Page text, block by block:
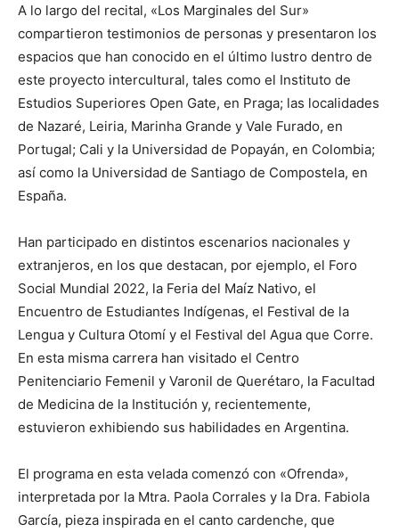
A lo largo del recital, «Los Marginales del Sur»
compartieron testimonios de personas y presentaron los
espacios que han conocido en el último lustro dentro de
este proyecto intercultural, tales como el Instituto de
Estudios Superiores Open Gate, en Praga; las localidades
de Nazaré, Leiria, Marinha Grande y Vale Furado, en
Portugal; Cali y la Universidad de Popayán, en Colombia;
así como la Universidad de Santiago de Compostela, en
España.
Han participado en distintos escenarios nacionales y
extranjeros, en los que destacan, por ejemplo, el Foro
Social Mundial 2022, la Feria del Maíz Nativo, el
Encuentro de Estudiantes Indígenas, el Festival de la
Lengua y Cultura Otomí y el Festival del Agua que Corre.
En esta misma carrera han visitado el Centro
Penitenciario Femenil y Varonil de Querétaro, la Facultad
de Medicina de la Institución y, recientemente,
estuvieron exhibiendo sus habilidades en Argentina.
El programa en esta velada comenzó con «Ofrenda»,
interpretada por la Mtra. Paola Corrales y la Dra. Fabiola
García, pieza inspirada en el canto cardenche, que